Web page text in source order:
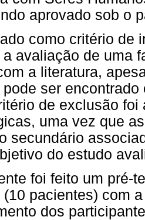
aprovado sob o
como critério de
a avaliação de uma
a literatura,
ser
de exclusão
uma vez que
secundário
do estudo
foi feito um pré-
(10 pacientes) com
dos